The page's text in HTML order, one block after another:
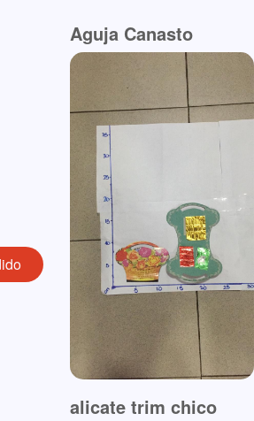
Aguja Canasto
alicate trim chico